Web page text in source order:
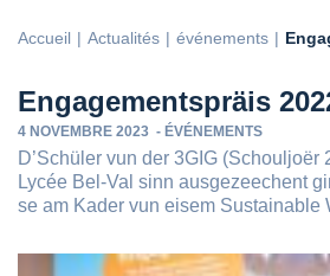
Accueil Actualités événements
Engagementspräis
4 NOVEMBRE 2023 - ÉVÉNEMENTS
D’Schüler vun der 3GIG (Schouljoër
Lycée Bel-Val sinn ausgezeechent
se am Kader vun eisem Sustainable